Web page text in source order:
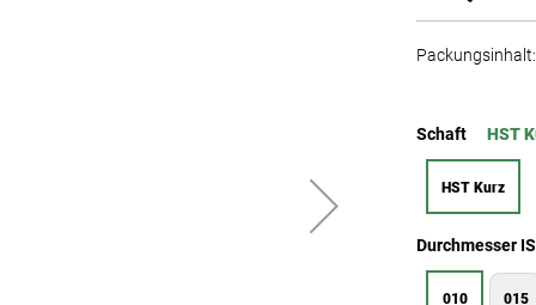
Schaft HST
HST Kurz
Durchmesser
010 015